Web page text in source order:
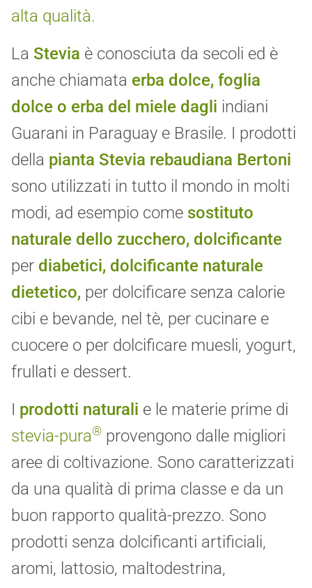
alta qualità.
La Stevia è conosciuta da secoli ed è
anche chiamata erba dolce, foglia
dolce o erba del miele dagli indiani
Guarani in Paraguay e Brasile. I prodotti
della pianta Stevia rebaudiana Bertoni
sono utilizzati in tutto il mondo in molti
modi, ad esempio come sostituto
naturale dello zucchero, dolcificante
per diabetici, dolcificante naturale
dietetico, per dolcificare senza calorie
cibi e bevande, nel tè, per cucinare e
cuocere o per dolcificare muesli, yogurt,
frullati e dessert.
I prodotti naturali e le materie prime di
stevia-pura® provengono dalle migliori
aree di coltivazione. Sono caratterizzati
da una qualità di prima classe e da un
buon rapporto qualità-prezzo. Sono
prodotti senza dolcificanti artificiali,
aromi, lattosio, maltodestrina,